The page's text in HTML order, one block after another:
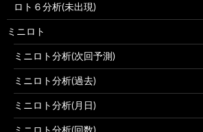
ロト６分析(未出現)
ミニロト
ミニロト分析(次回予測)
ミニロト分析(過去)
ミニロト分析(月日)